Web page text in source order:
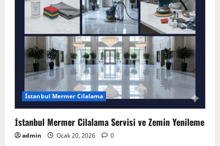
İstanbul Mermer Cilalama
İstanbul Mermer Cilalama Servisi ve Zemin Yenileme
admin Ocak 20, 2026 0